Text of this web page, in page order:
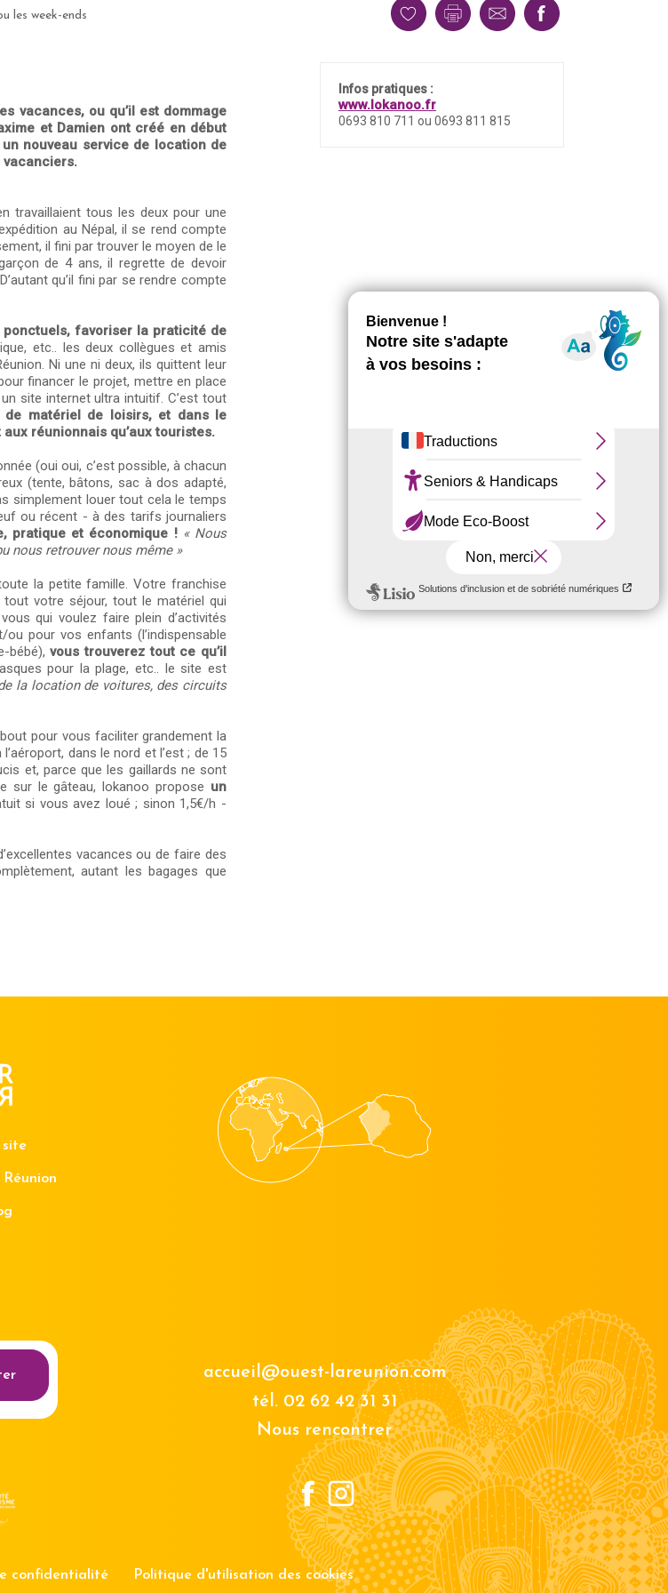
les week-ends
vacances, ou qu’il est dommage
et Damien ont créé en début
nouveau service de location de
vacanciers.
travaillaient tous les deux pour une
au Népal, il se rend compte
il fini par trouver le moyen de le
de 4 ans, il regrette de devoir
qu’il fini par se rendre compte
favoriser la praticité de
etc.. les deux collègues et amis
Ni une ni deux, ils quittent leur
financer le projet, mettre en place
site internet ultra intuitif. C’est tout
de matériel de loisirs, et dans le
réunionnais qu’aux touristes.
(oui oui, c’est possible, à chacun
(tente, bâtons, sac à dos adapté,
simplement louer tout cela le temps
ou récent - à des tarifs journaliers
pratique et économique ! « Nous
nous retrouver nous même »
la petite famille. Votre franchise
tout votre séjour, tout le matériel qui
qui voulez faire plein d’activités
pour vos enfants (l’indispensable
bébé),vous trouverez tout ce qu’il
pour la plage, etc.. le site est
la location de voitures, des circuits
pour vous faciliter grandement la
dans le nord et l’est ; de 15
et, parce que les gaillards ne sont
sur le gâteau, lokanoo propose un
si vous avez loué ; sinon 1,5€/h -
vacances ou de faire des
autant les bagages que
Infos pratiques :
www.lokanoo.fr
0693 810 711 ou 0693 811 815
site
accueil@ouest-lareunion.com
tél. 02 62 42 31 31
Nous rencontrer
confidentialité Politique d'utilisation des cookies